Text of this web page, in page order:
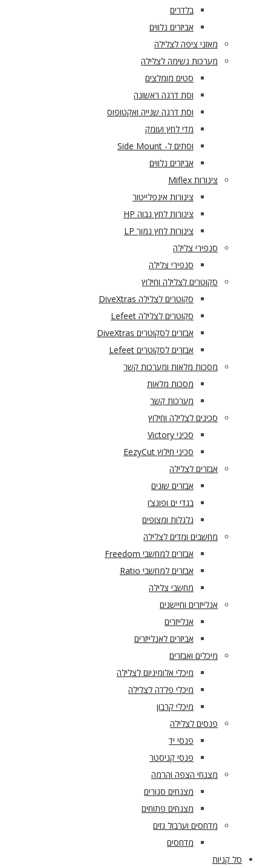
בלדרים
אביזרים נלווים
מאזני ציפה לצלילה
מערכות נשימה לצלילה
סטים מומלצים
וסת דרגה ראשונה
וסת דרגה שנייה ואקטופוס
מדי לחץ ועומק
וסתים ל- Side Mount
אביזרים נלווים
צינורות Miflex
צינורות אינפלייטור
צינורות לחץ גבוה HP
צינורות לחץ נמוך LP
סנפירי צלילה
סנפירי צלילה
סקוטרים לצלילה וחילוץ
סקוטרים לצלילה DiveXtras
סקוטרים לצלילה Lefeet
אבזרים לסקוטרים DiveXtras
אבזרים לסקוטרים Lefeet
מסכות מלאות ומערכות קשר
מסכות מלאות
מערכות קשר
סכינים לצלילה וחילוץ
סכיני Victory
סכיני חילוץ EezyCut
אבזרים לצלילה
אבזרים שונים
בגדי ים ופונצ’ו
גלגלות ומצופים
מחשבים ומדים לצלילה
אבזרים למחשבי Freedom
אבזרים למחשבי Ratio
מחשבי צלילה
אנלייזרים וחיישנים
אנלייזרים
אביזרים לאנלייזרים
מיכלים ואבזרים
מיכלי אלומיניום לצלילה
מיכלי פלדה לצלילה
מיכלי קרבון
פנסים לצלילה
פנסי יד
פנסי קניסטר
מצנחי הצפה והרמה
מצנחים סגורים
מצנחים פתוחים
מדחסים וערבול גזים
מדחסים
סל קניות